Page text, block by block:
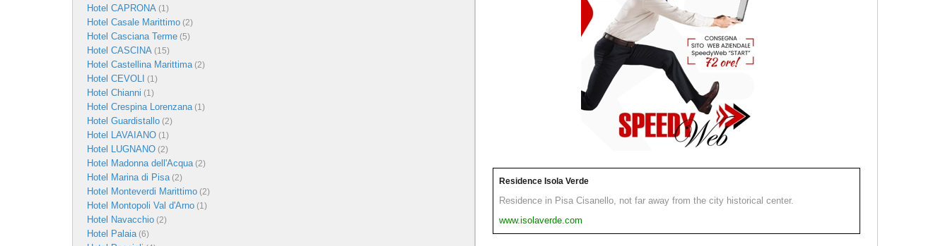
Hotel CAPRONA (1)
Hotel Casale Marittimo (2)
Hotel Casciana Terme (5)
Hotel CASCINA (15)
Hotel Castellina Marittima(2)
Hotel CEVOLI (1)
Hotel Chianni (1)
Hotel Crespina Lorenzana(1)
Hotel Guardistallo (2)
Hotel LAVAIANO (1)
Hotel LUGNANO (2)
Hotel Madonna dell'Acqua(2)
Hotel Marina di Pisa(2)
Hotel Monteverdi Marittimo (2)
Hotel Montopoli Val d'Arno (1)
Hotel Navacchio (2)
Hotel Palaia(6)
Residence Isola Verde
Residence in Pisa Cisanello, not far away from the city historical center.
www.isolaverde.com